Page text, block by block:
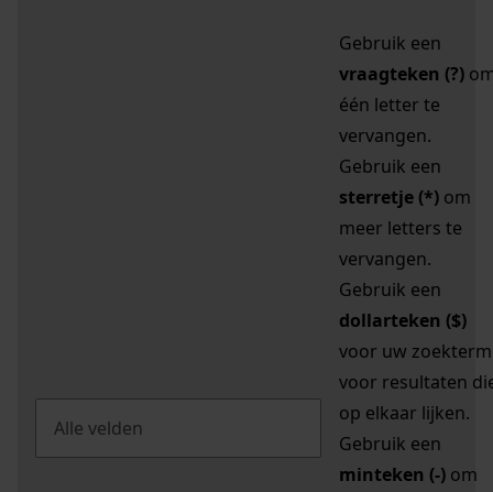
Gebruik een
vraagteken (?)
één letter te
vervangen.
Gebruik een
sterretje (*) om
meer letters te
vervangen.
Gebruik een
dollarteken ($)
voor uw zoekterm
voor resultaten
op elkaar lijken.
Gebruik een
minteken (-) om